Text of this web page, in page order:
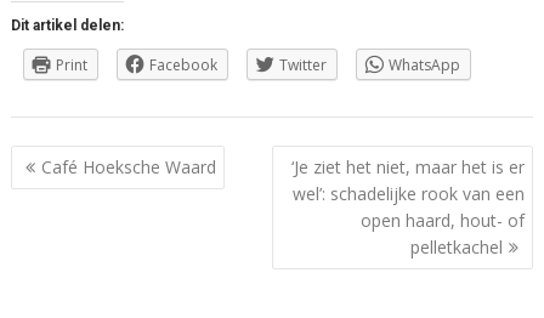
Dit artikel delen:
Print Facebook Twitter WhatsApp
Berichtnavigatie
Café Hoeksche Waard
‘Je ziet het niet, maar het is er
wel’: schadelijke rook van een
open haard, hout- of
pelletkachel